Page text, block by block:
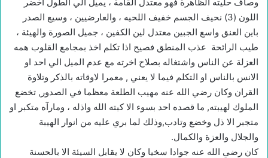
اللون (3) نحيف الجسم خفيف اللحيه ، والعارضيين ، وسيع الصدر
باين العنق واسع الجبين معتدل لين الكفين ، جميل الصورة والهيئة ،
طيب الرائحة عذب المنطق فصيح اذا تكلم اخذ بمجامع القلوب همه
العزلة عن الناس واشتغاله بصلاح اخرته مع عدم الميل الي احد او
الانس بالناس او التكلم فيما لا يعني , معمرا لاوقاته بالذكر وتلاوة
القران وكان رضي الله عنه مهيب الطلعة معظما في الصدور, تخضع
الملوك لهيبته, ما قصده احد بسوء الا كبته الله واذله ، ومارآه متكبر او
متجبر الا ذل وخضع وتادب,وذلك لما بري عليه من انوار الهيبة
والجلال والعزة والكمال.
كان رضي الله عنه جوادا سخيا وكان لا يقابل السيئة الا بالحسنة